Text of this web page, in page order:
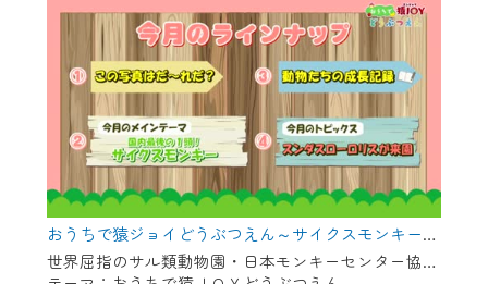
おうちで猿ジョイどうぶつえん～サイクスモンキー～（2024年12月16日初回放送）
世界屈指のサル類動物園・日本モンキーセンター協力の親子で学べる動物番組。